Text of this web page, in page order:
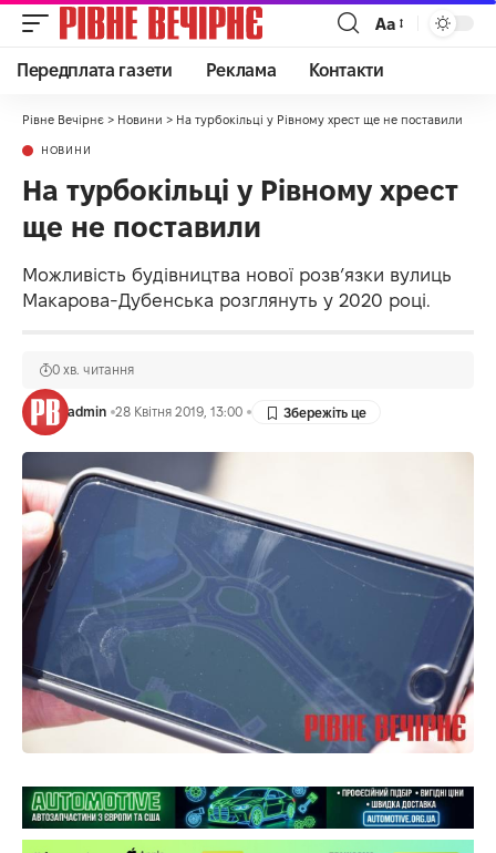
Аа
Передплата газети Реклама Контакти
Рівне Вечірнє > Новини > На турбокільці у Рівному хрест ще не поставили
НОВИНИ
На турбокільці у Рівному хрест
ще не поставили
Можливість будівництва нової розв’язки вулиць
Макарова-Дубенська розглянуть у 2020 році.
admin 28 Квітня 2019, 13:00
0 хв. читання